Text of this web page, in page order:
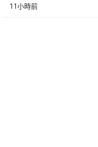
11小時前